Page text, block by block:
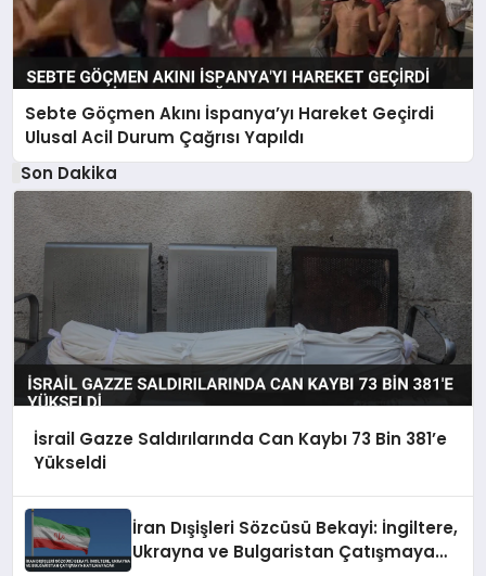
Sebte Göçmen Akını İspanya’yı Hareket Geçirdi
Ulusal Acil Durum Çağrısı Yapıldı
Son Dakika
İsrail Gazze Saldırılarında Can Kaybı 73 Bin 381’e
Yükseldi
İran Dışişleri Sözcüsü Bekayi: İngiltere,
Ukrayna ve Bulgaristan Çatışmaya